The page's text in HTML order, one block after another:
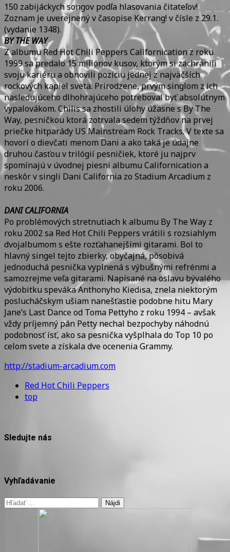
150 zabijáckych songov podľa hlasovania čitateľov!
Zoznam je uverejnený v časopise Kerrang! v čísle z 29.1.
(vydanie 1348).
BY THE WAY
Z albumu Red Hot Chili Peppers Californication z roku
1999 sa predalo 15 miliónov kusov, ktorým si zachránili
svoju kariéru a obnovili pozíciu jednej z najväčších
rockových kapiel sveta. Prirodzene, prvým singlom z ich
nasledujúceho dlhohrajúceho potreboval byť absolútnym
vypalovákom. Chilis sa zhostili úlohy úžasne s By The
Way, pesničkou ktorá zotrvala sedem týždňov na prvej
priečke hitparády US Mainstream Rock Tracks. V texte sa
hovorí o dievčati menom Dani a ako taká je údajne
druhou časťou v trilógií pesničiek, ktoré ju najprv
spomínajú v úvodnej piesni albumu Californication a
neskôr v singli Dani California zo Stadium Arcadium z
roku 2006.
DANI CALIFORNIA
Po problémových stretnutiach k albumu By The Way z
roku 2002 sa Red Hot Chili Peppers vrátili s rozsiahlym
dvojalbumom s ešte rozťahanejšími gitarami. Bol to
hlavný singel tejto zbierky, obyčajná, pôsobivá
jednoduchá pesnička vyplnená s výbušnými refrénmi a
samozrejme veľa gitarami. Napísané na oslavu bývalého
výdobitku speváka Anthonyho Kiedisa, znela niektorým
poslucháčskym ušiam nanešťastie podobne hitu Mary
Jane’s Last Dance od Toma Pettyho z roku 1994 – avšak
vždy príjemný pán Petty nechal bezpochyby náhodnú
podobnosť ísť, ako sa pesnička vyšplhala do Top 10 po
celom svete a získala dve ocenenia Grammy.
http://stadium-arcadium.com
Red Hot Chili Peppers
top
Sledujte nás
Vyhľadávanie
Hľadať: